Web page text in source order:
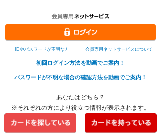
IDやパスワードが不明な方 会員専用ネットサービスについて
初回ログイン方法を動画でご案内！
パスワードが不明な場合の確認方法を動画でご案内！
あなたはどちら？
※それぞれの方により役立つ情報が表示されます。